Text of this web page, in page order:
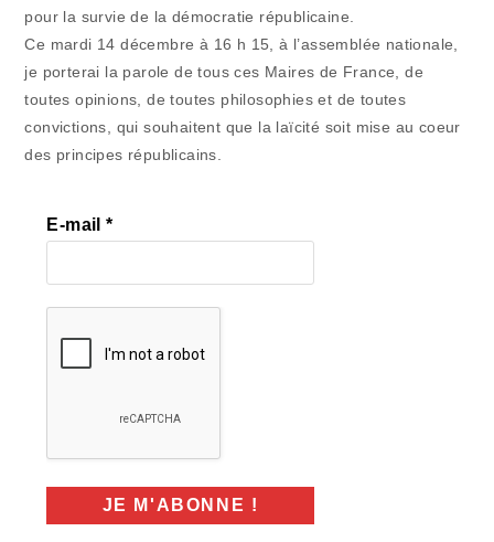
pour la survie de la démocratie républicaine.
Ce mardi 14 décembre à 16 h 15, à l’assemblée nationale,
je porterai la parole de tous ces Maires de France, de
toutes opinions, de toutes philosophies et de toutes
convictions, qui souhaitent que la laïcité soit mise au coeur
des principes républicains.
E-mail*